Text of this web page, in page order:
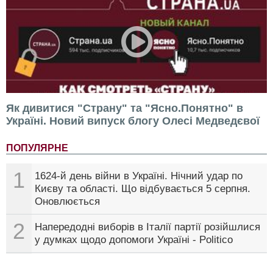
Як дивитися "Страну" та "Ясно.Понятно" в
Україні. Новий випуск блогу Олесі Медведєвої
ПОПУЛЯРНЕ
1
1624-й день війни в Україні. Нічний удар по
Києву та області. Що відбувається 5 серпня.
Оновлюється
2
Напередодні виборів в Італії партії розійшлися
у думках щодо допомоги Україні - Politico